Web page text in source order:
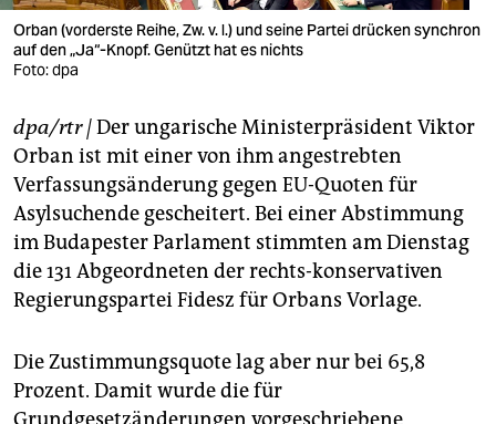
veranstaltungen
shop
fragen & hilfe
unterstützen
abo
genossenschaft
epaper login
Orban (vorderste Reihe, Zw. v. l.) und seine Partei drücken synchron
auf den „Ja“-Knopf. Genützt hat es nichts
Foto: dpa
dpa/rtr|Der ungarische Ministerpräsident Viktor
Orban ist mit einer von ihm angestrebten
Verfassungsänderung gegen EU-Quoten für
Asylsuchende gescheitert. Bei einer Abstimmung
im Budapester Parlament stimmten am Dienstag
die 131 Abgeordneten der rechts-konservativen
Regierungspartei Fidesz für Orbans Vorlage.
Die Zustimmungsquote lag aber nur bei 65,8
Prozent. Damit wurde die für